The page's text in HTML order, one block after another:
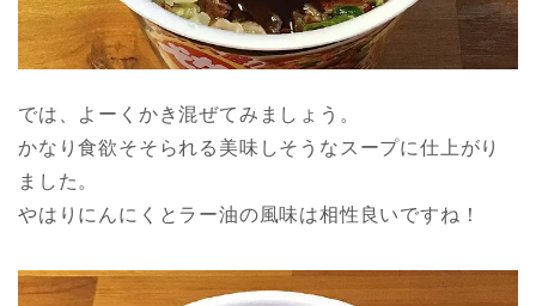
では、よーくかき混ぜてみましょう。
かなり食欲そそられる美味しそうなスープに仕上がり
ました。
やはりにんにくとラー油の風味は相性良いですね！